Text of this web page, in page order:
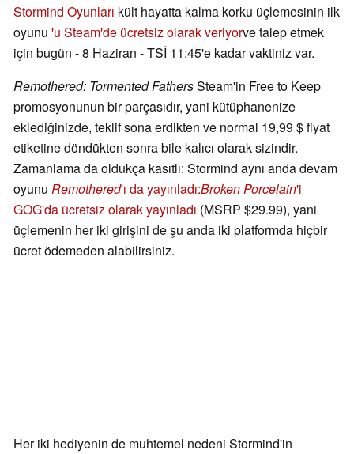
Stormind Oyunları kült hayatta kalma korku üçlemesinin ilk
oyunu 'u Steam'de ücretsiz olarak veriyorve talep etmek
için bugün - 8 Haziran - TSİ 11:45'e kadar vaktiniz var.
Remothered: Tormented FathersSteam'in Free to Keep
promosyonunun bir parçasıdır, yani kütüphanenize
eklediğinizde, teklif sona erdikten ve normal 19,99 $ fiyat
etiketine döndükten sonra bile kalıcı olarak sizindir.
Zamanlama da oldukça kasıtlı: Stormind aynı anda devam
oyunu Remothered'ı da yayınladı:Broken Porcelain'i
GOG'da ücretsiz olarak yayınladı (MSRP $29.99), yani
üçlemenin her iki girişini de şu anda iki platformda hiçbir
ücret ödemeden alabilirsiniz.
Her iki hediyenin de muhtemel nedeni Stormind'in